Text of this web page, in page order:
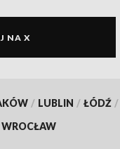
NA X
/ LUBLIN / ŁÓDŹ /
WROCŁAW